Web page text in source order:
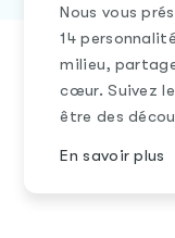
Nous vous
14
milieu,
cœur. Suivez
être des
En savoir plus